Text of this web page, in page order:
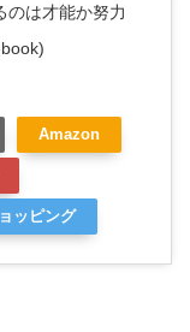
のは才能か努力
Amazon
ッピング